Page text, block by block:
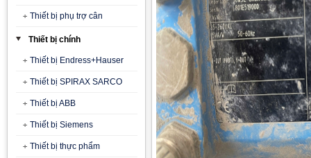
Thiết bị phụ trợ cân
Thiết bị chính
Thiết bị Endress+Hauser
Thiết bị SPIRAX SARCO
Thiết bị ABB
Thiết bị Siemens
Thiết bị thực phẩm